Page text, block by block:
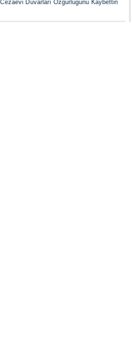
Duvarları Özgürlüğünü Kaybettin